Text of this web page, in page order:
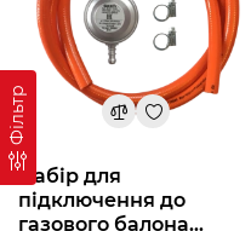
Фільтр
Набір для
підключення до
газового балона